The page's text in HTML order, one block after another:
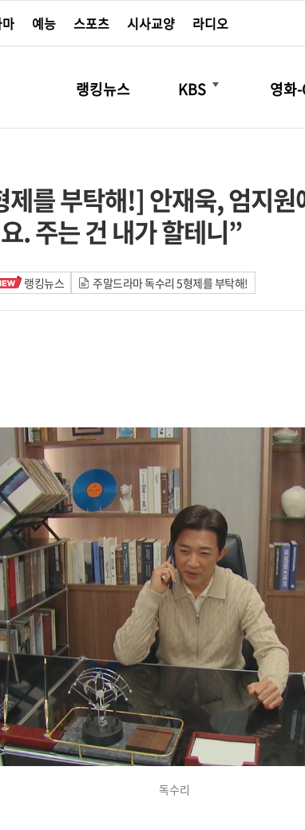
예능 스포츠 시사교양 라디오
랭킹뉴스 KBS
더보기
영화
더보기
제를 부탁해!] 안재욱, 엄지원
. 주는 건 내가 할테니”
랭킹뉴스 주말드라마 독수리 5형제를 부탁해!
독수리